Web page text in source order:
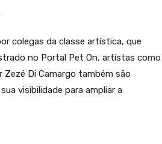
colegas da classe artística, que
no Portal Pet On, artistas como
Zezé Di Camargo também são
visibilidade para ampliar a